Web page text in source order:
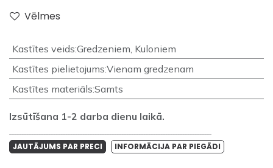
Vēlmes
Kastītes veids:Gredzeniem, Kuloniem
Kastītes pielietojums:Vienam gredzenam
Kastītes materiāls:Samts
Izsūtīšana 1-2 darba dienu laikā.
JAUTĀJUMS PAR PRECI INFORMĀCIJA PAR PIEGĀDI